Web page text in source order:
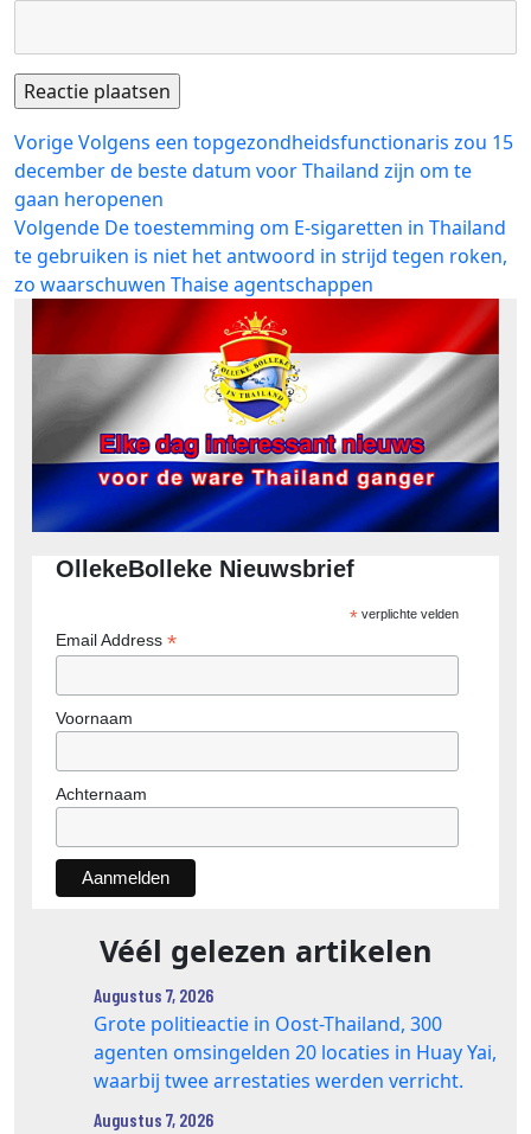
Bericht
navigatie
VorigeVorig
bericht:
Volgens een topgezondheidsfunctionaris zou 15
december de beste datum voor Thailand zijn om te
gaan heropenen
Volgende Volgend
bericht:
De toestemming om E-sigaretten in Thailand
te gebruiken is niet het antwoord in strijd tegen roken,
zo waarschuwen Thaise agentschappen
OllekeBolleke Nieuwsbrief
*verplichte velden
Email Address *
Voornaam
Achternaam
Véél gelezen artikelen
Augustus 7, 2026
Grote politieactie in Oost-Thailand, 300
agenten omsingelden 20 locaties in Huay Yai,
waarbij twee arrestaties werden verricht.
Augustus 7, 2026